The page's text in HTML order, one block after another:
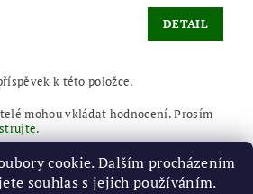
DETAIL
k této položce.
mohou vkládat hodnocení. Prosím
.
cookie. Dalším procházením
souhlas s jejich používáním.